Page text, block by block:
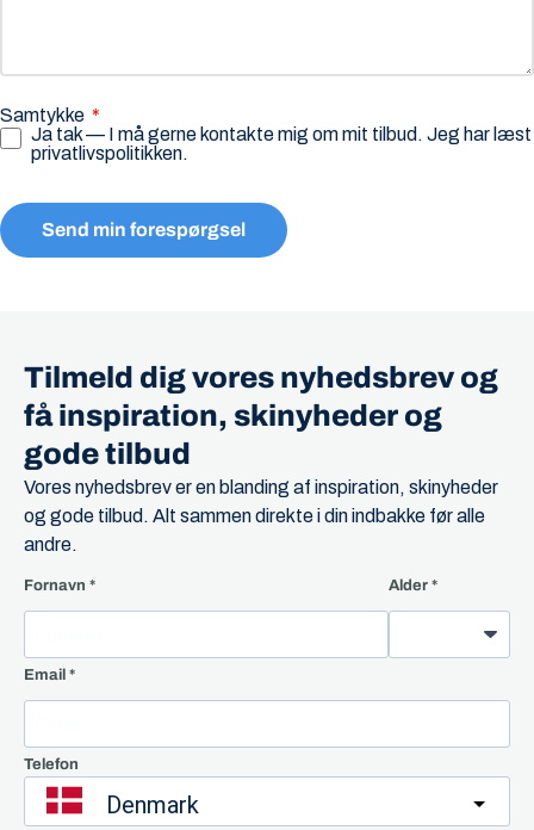
Samtykke
Ja tak — I må gerne kontakte mig om mit tilbud. Jeg har læst
privatlivspolitikken.
Send min forespørgsel
Tilmeld dig vores nyhedsbrev og
få inspiration, skinyheder og
gode tilbud
Vores nyhedsbrev er en blanding af inspiration, skinyheder
og gode tilbud. Alt sammen direkte i din indbakke før alle
andre.
Fornavn Alder
Email
Telefon
Denmark